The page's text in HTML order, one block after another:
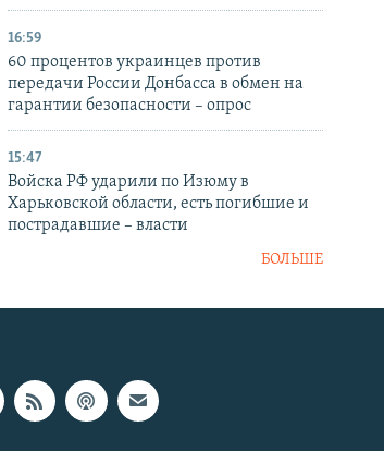
16:59
60 процентов украинцев против
передачи России Донбасса в обмен на
гарантии безопасности – опрос
15:47
Войска РФ ударили по Изюму в
Харьковской области, есть погибшие и
пострадавшие – власти
БОЛЬШЕ